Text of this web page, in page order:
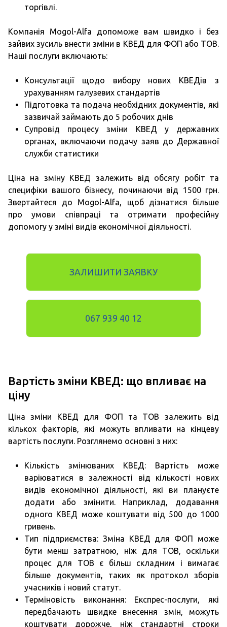
торгівлі.
Компанія Mogol-Alfa допоможе вам швидко і без
зайвих зусиль внести зміни в КВЕД для ФОП або ТОВ.
Наші послуги включають:
Консультації щодо вибору нових КВЕДів з
урахуванням галузевих стандартів
Підготовка та подача необхідних документів, які
зазвичай займають до 5 робочих днів
Супровід процесу зміни КВЕД у державних
органах, включаючи подачу заяв до Державної
служби статистики
Ціна на зміну КВЕД залежить від обсягу робіт та
специфіки вашого бізнесу, починаючи від 1500 грн.
Звертайтеся до Mogol-Alfa, щоб дізнатися більше
про умови співпраці та отримати професійну
допомогу у зміні видів економічної діяльності.
ЗАЛИШИТИ ЗАЯВКУ
067 939 40 12
Вартість зміни КВЕД: що впливає на
ціну
Ціна зміни КВЕД для ФОП та ТОВ залежить від
кількох факторів, які можуть впливати на кінцеву
вартість послуги. Розглянемо основні з них:
Кількість змінюваних КВЕД: Вартість може
варіюватися в залежності від кількості нових
видів економічної діяльності, які ви плануєте
додати або змінити. Наприклад, додавання
одного КВЕД може коштувати від 500 до 1000
гривень.
Тип підприємства: Зміна КВЕД для ФОП може
бути менш затратною, ніж для ТОВ, оскільки
процес для ТОВ є більш складним і вимагає
більше документів, таких як протокол зборів
учасників і новий статут.
Терміновість виконання: Експрес-послуги, які
передбачають швидке внесення змін, можуть
коштувати дорожче, ніж стандартні строки